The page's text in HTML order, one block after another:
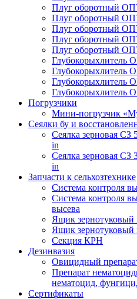
Плуг оборотный
Плуг оборотный
Плуг оборотный
Плуг оборотный
Плуг оборотный
Погрузчики
Мини-погрузчик
Сеялки бу и
Сеялка зерновая СЗ
in
Сеялка зерновая СЗ
in
Запчасти к сельхозтехнике
Система контроля
Система контроля
высева
Ящик зернотуковый
Ящик зернотуковый
Секция КРН
Дезинвазия
Овицидный
Препарат
нематоцид,
Сертификаты